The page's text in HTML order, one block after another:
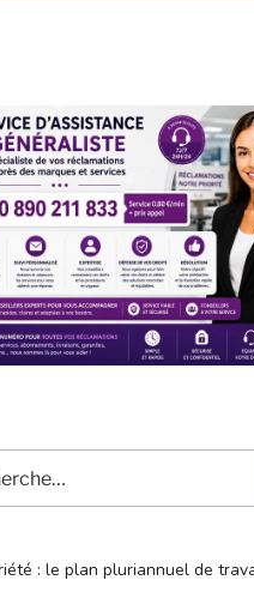
: le plan pluriannuel de